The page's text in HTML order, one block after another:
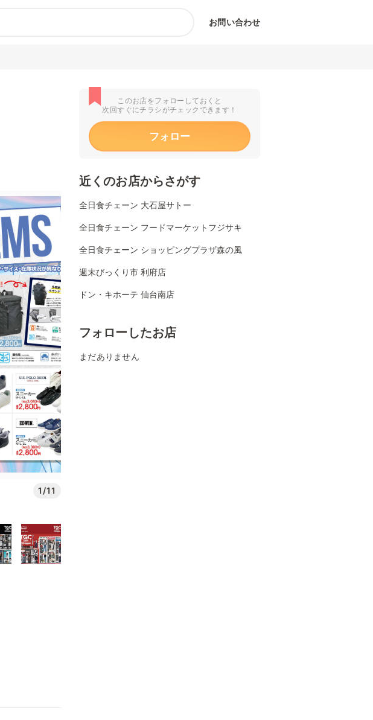
お問い合わせ
1/11
このお店をフォローしておくと
次回すぐにチラシがチェックできます！
フォロー
近くのお店からさがす
全日食チェーン 大石屋サトー
全日食チェーン フードマーケットフジサキ
全日食チェーン ショッピングプラザ森の風
週末びっくり市 利府店
ドン・キホーテ 仙台南店
フォローしたお店
まだありません